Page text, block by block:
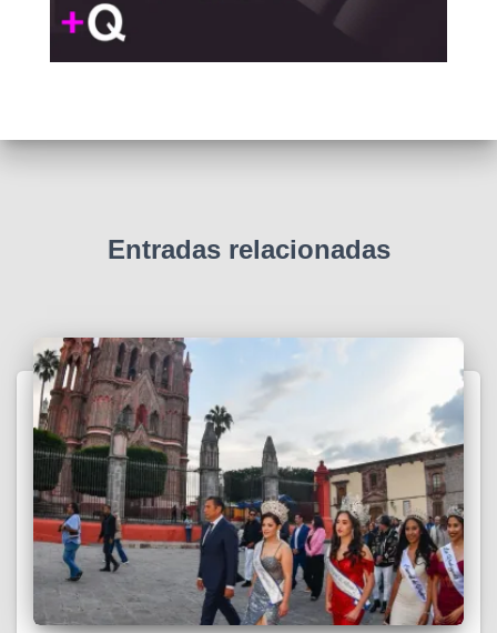
Entradas relacionadas